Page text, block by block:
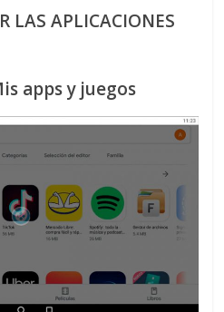
LAS APLICACIONES
apps y juegos